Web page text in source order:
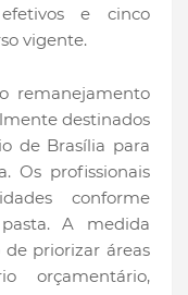
e cinco
vigente.
remanejamento
destinados
de Brasília para
Os profissionais
conforme
A medida
priorizar áreas
orçamentário,